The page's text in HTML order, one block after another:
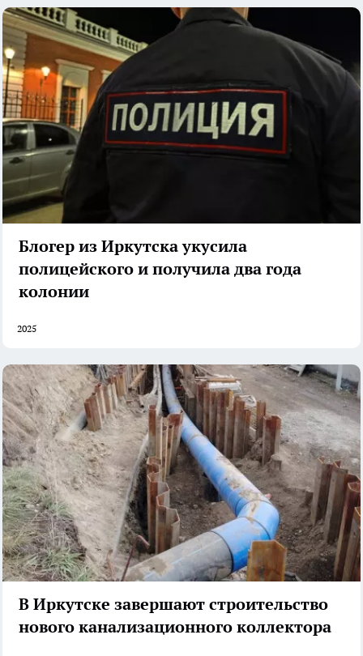
Блогер из Иркутска укусила
полицейского и получила два года
колонии
2025
В Иркутске завершают строительство
нового канализационного коллектора